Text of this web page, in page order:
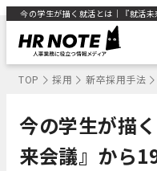
TOP 採用 新卒採用手法
今の学生が描
来会議』から